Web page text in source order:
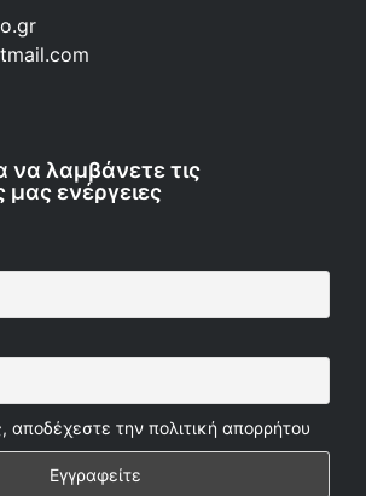
να λαμβάνετε τις
ενέργειες
αποδέχεστε την πολιτική απορρήτου